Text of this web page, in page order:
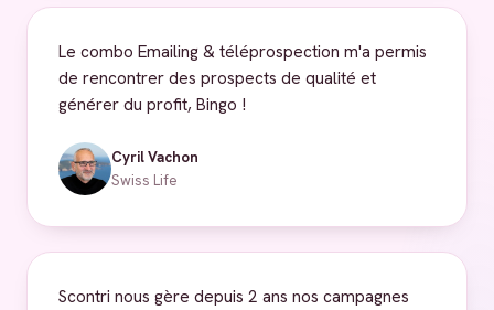
Le combo Emailing & téléprospection m'a permis
de rencontrer des prospects de qualité et
générer du profit, Bingo !
Cyril Vachon
Swiss Life
Scontri nous gère depuis 2 ans nos campagnes